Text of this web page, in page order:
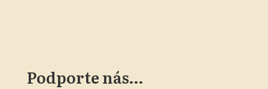
Podporte nás…